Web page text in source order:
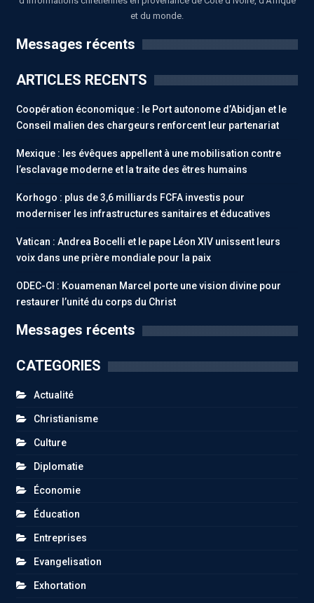
et du monde.
Messages récents
ARTICLES RECENTS
Coopération économique : le Port autonome d’Abidjan et le
Conseil malien des chargeurs renforcent leur partenariat
Mexique : les évêques appellent à une mobilisation contre
l’esclavage moderne et la traite des êtres humains
Korhogo : plus de 3,6 milliards FCFA investis pour
moderniser les infrastructures sanitaires et éducatives
Vatican : Andrea Bocelli et le pape Léon XIV unissent leurs
voix dans une prière mondiale pour la paix
ODEC-CI : Kouamenan Marcel porte une vision divine pour
restaurer l’unité du corps du Christ
Messages récents
CATEGORIES
Actualité
Christianisme
Culture
Diplomatie
Économie
Éducation
Entreprises
Evangelisation
Exhortation